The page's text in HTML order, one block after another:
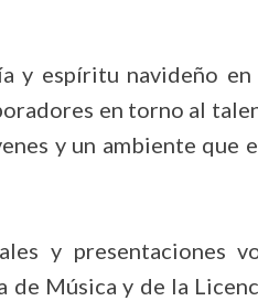
y espíritu navideño
en torno al
y un ambiente que
y presentaciones
Música y de la